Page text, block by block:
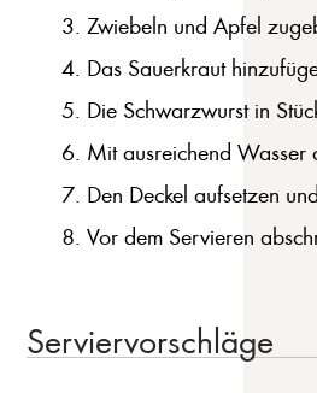
Zwiebeln und Apfel
Das Sauerkraut
Die Schwarzwurst in
Mit ausreichend Wasser
Den Deckel aufsetzen
Vor dem Servieren
Serviervorschläge